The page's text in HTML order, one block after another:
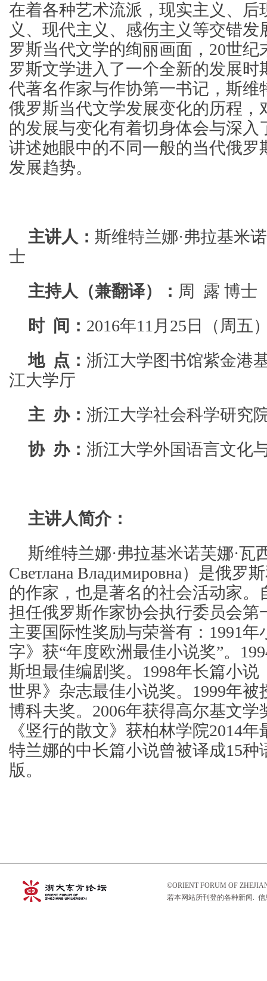
在着各种艺术流派，现实主义、后
义、现代主义、感伤主义等交错发
罗斯当代文学的绚丽画面，20世纪
罗斯文学进入了一个全新的发展时
代著名作家与作协第一书记，斯维
俄罗斯当代文学发展变化的历程，
的发展与变化有着切身体会与深入
讲述她眼中的不同一般的当代俄罗
发展趋势。
主讲人： 斯维特兰娜·弗拉基米
士
主持人（兼翻译）： 周 露 博士
时 间： 2016年11月25日（周五
地 点： 浙江大学图书馆紫金港
江大学厅
主 办： 浙江大学社会科学研究
协 办： 浙江大学外国语言文化
主讲人简介：
斯维特兰娜·弗拉基米诺芙娜·瓦
Светлана Владимировна）是俄罗
的作家，也是著名的社会活动家。
担任俄罗斯作家协会执行委员会第
主要国际性奖励与荣誉有：1991年
字》获“年度欧洲最佳小说奖”。
斯坦最佳编剧奖。1998年长篇小说
世界》杂志最佳小说奖。1999年被
博科夫奖。2006年获得高尔基文学
《竖行的散文》获柏林学院2014
特兰娜的中长篇小说曾被译成15种
版。
©ORIENT FORUM OF
若本网站所刊登的各种新闻.